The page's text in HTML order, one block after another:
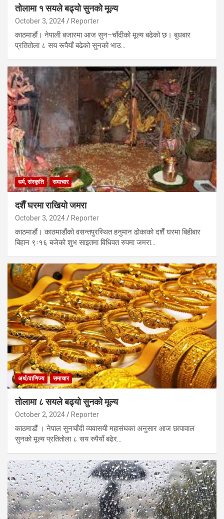
तोलामा १ सयले बढ्यो सुनको मूल्य
October 3, 2024 Reporter
काठमाडौं। नेपाली बजारमा आज सुन–चाँदीको मूल्य बढेको छ। बुधबार
प्रतितोला ८ सय रूपैयाँ बढेको सुनको भाउ…
धर्म, संस्कृति समाचार
दशैँ घरमा राखियो जमरा
October 3, 2024 Reporter
काठमाडौं। काठमाडौंको वसन्तपुरस्थित हनुमान ढोकाको दशैँ घरमा बिहीबार
बिहान ९ः१६ बजेको शुभ साइतमा विधिवत रुपमा जमरा…
अर्थ/वाणिज्य समाचार
तोलामा ८ सयले बढ्यो सुनको मूल्य
October 2, 2024 Reporter
काठमाडौं । नेपाल सुनचाँदी व्यवासयी महासंघका अनुसार आज छापावाल
सुनको मूल्य प्रतितोला ८ सय रुपैयाँ बढेर…